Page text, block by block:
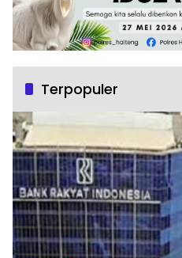
Terpopuler